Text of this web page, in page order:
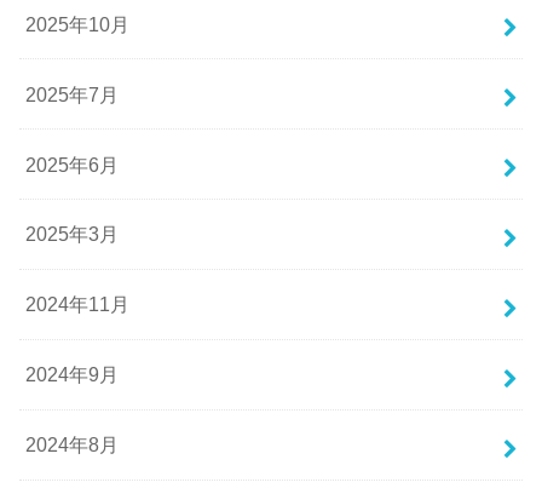
2025年10月
2025年7月
2025年6月
2025年3月
2024年11月
2024年9月
2024年8月